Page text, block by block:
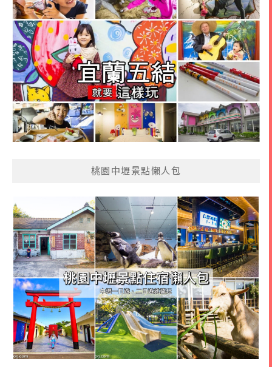
桃園中壢景點懶人包